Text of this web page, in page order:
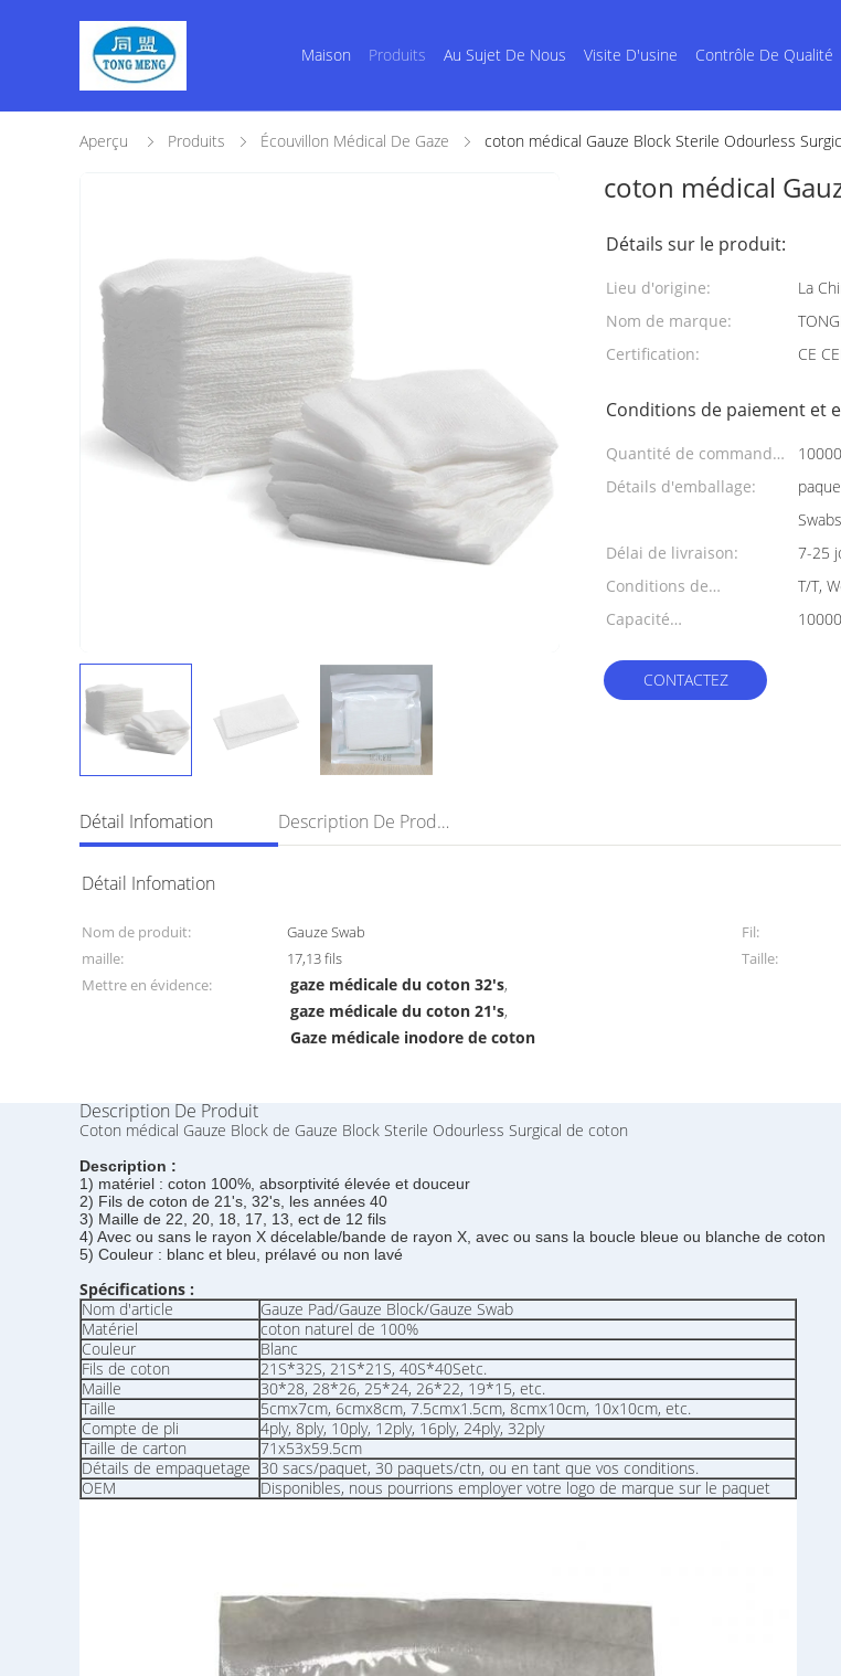
Maison Produits Au Sujet De Nous Visite D'usine Contrôle De Qualité
Aperçu Produits Écouvillon Médical De Gaze coton médical Gauze Block Sterile Odourless
coton médical
Détails sur le produit:
Lieu d'origine:
La
Nom de marque:
Certification:
CE
Conditions de paiement et
Quantité de commande
min:
Détails d'emballage:
Swabs
Délai de livraison:
7-25
Conditions de
paiement:
T/T,
Capacité
CONTACTEZ
Détail Infomation Description De Produit
Détail Infomation
Nom de produit: Gauze Swab Fil:
maille:
17,13 fils Taille:
Mettre en évidence:
gaze médicale du coton 32's,
gaze médicale du coton 21's,
Gaze médicale inodore de coton
Description De Produit
Coton médical Gauze Block de Gauze Block Sterile Odourless Surgical de coton
Description :
1) matériel : coton 100%, absorptivité élevée et douceur
2) Fils de coton de 21's, 32's, les années 40
3) Maille de 22, 20, 18, 17, 13, ect de 12 fils
4) Avec ou sans le rayon X décelable/bande de rayon X, avec ou sans la boucle bleue ou blanche de coton
5) Couleur : blanc et bleu, prélavé ou non lavé
Spécifications :
Nom d'article
Gauze Pad/Gauze Block/Gauze Swab
Matériel
coton naturel de 100%
Couleur
Blanc
Fils de coton
21S*32S, 21S*21S, 40S*40Setc.
Maille
30*28, 28*26, 25*24, 26*22, 19*15, etc.
Taille
5cmx7cm, 6cmx8cm, 7.5cmx1.5cm, 8cmx10cm, 10x10cm, etc.
Compte de pli
4ply, 8ply, 10ply, 12ply, 16ply, 24ply, 32ply
Taille de carton
71x53x59.5cm
Détails de empaquetage 30 sacs/paquet, 30 paquets/ctn, ou en tant que vos conditions.
OEM
Disponibles, nous pourrions employer votre logo de marque sur le paquet